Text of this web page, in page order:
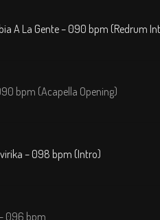
A La Gente – 090 bpm (Redrum
bpm (Acapella Opening)
– 098 bpm (Intro)
096 bpm